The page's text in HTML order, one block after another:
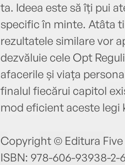
ta. Ideea este să îți pui
specific în minte. Atâta
rezultatele similare vor
dezvăluie cele Opt
afacerile și viața
finalul fiecărui capitol
mod eficient aceste legi
Copyright © Editura
ISBN: 978-606-93938-2-